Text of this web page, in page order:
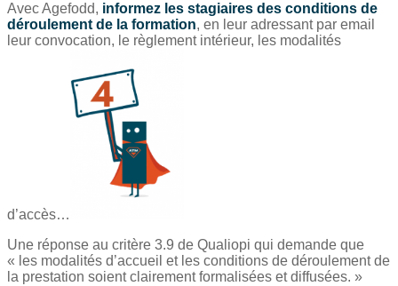
Avec Agefodd, informez les stagiaires des conditions de
déroulement de la formation, en leur adressant par email
leur convocation, le règlement intérieur, les modalités
d’accès…
Une réponse au critère 3.9 de Qualiopi qui demande que
« les modalités d’accueil et les conditions de déroulement de
la prestation soient clairement formalisées et diffusées. »